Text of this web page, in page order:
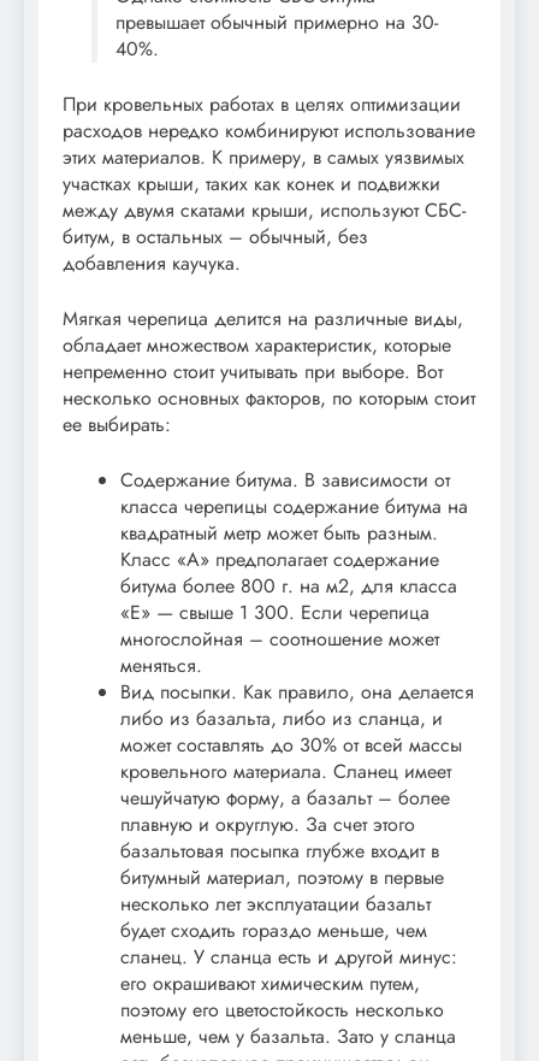
превышает обычный примерно на 30-
40%.
При кровельных работах в целях оптимизации
расходов нередко комбинируют использование
этих материалов. К примеру, в самых уязвимых
участках крыши, таких как конек и подвижки
между двумя скатами крыши, используют СБС-
битум, в остальных – обычный, без
добавления каучука.
Мягкая черепица делится на различные виды,
обладает множеством характеристик, которые
непременно стоит учитывать при выборе. Вот
несколько основных факторов, по которым стоит
ее выбирать:
Содержание битума. В зависимости от
класса черепицы содержание битума на
квадратный метр может быть разным.
Класс «А» предполагает содержание
битума более 800 г. на м2, для класса
«Е» — свыше 1 300. Если черепица
многослойная – соотношение может
меняться.
Вид посыпки. Как правило, она делается
либо из базальта, либо из сланца, и
может составлять до 30% от всей массы
кровельного материала. Сланец имеет
чешуйчатую форму, а базальт – более
плавную и округлую. За счет этого
базальтовая посыпка глубже входит в
битумный материал, поэтому в первые
несколько лет эксплуатации базальт
будет сходить гораздо меньше, чем
сланец. У сланца есть и другой минус:
его окрашивают химическим путем,
поэтому его цветостойкость несколько
меньше, чем у базальта. Зато у сланца